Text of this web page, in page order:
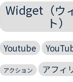
Widget（ウ
ト）
Youtube
アクション アフィ